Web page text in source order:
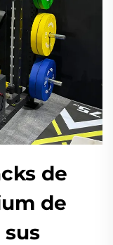
de
de
sus